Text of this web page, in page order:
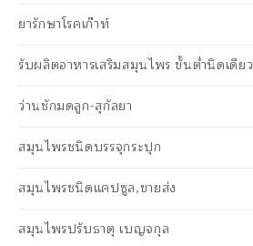
ยารักษาโรคเก๊าท์
รับผลิตอาหารเสริมสมุนไพร ขั้นต่ำนิดเดียว
ว่านชักมดลูก-สุกัลยา
สมุนไพรชนิดบรรจุกระปุก
สมุนไพรชนิดแคปซูล,ขายส่ง
สมุนไพรปรับธาตุ เบญจกุล